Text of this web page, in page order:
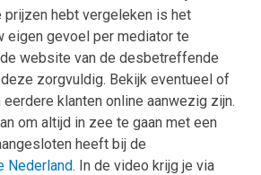
prijzen hebt vergeleken is het
eigen gevoel per mediator te
website van de desbetreffende
zorgvuldig. Bekijk eventueel of
klanten online aanwezig zijn.
om altijd in zee te gaan met een
heeft bij de
Nederland. In de video krijg je via